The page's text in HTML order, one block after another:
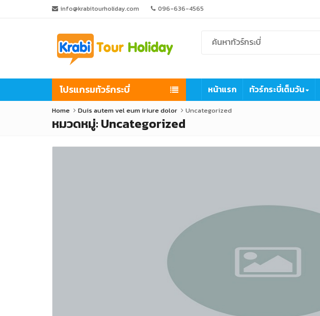
info@krabitourholiday.com 096-636-4565
โปรแกรมทัวร์กระบี่ หน้าแรก ทัวร์กระบี่เต็มวัน
Home Duis autem vel eum iriure dolor Uncategorized
หมวดหมู่: Uncategorized